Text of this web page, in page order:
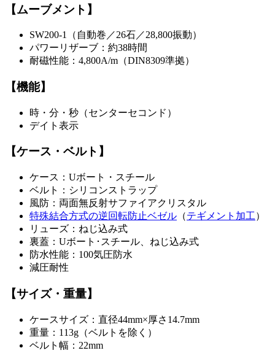
【ムーブメント】
SW200-1（自動巻／26石／28,800振動）
パワーリザーブ：約38時間
耐磁性能：4,800A/m（DIN8309準拠）
【機能】
時・分・秒（センターセコンド）
デイト表示
【ケース・ベルト】
ケース：Uボート・スチール
ベルト：シリコンストラップ
風防：両面無反射サファイアクリスタル
特殊結合方式の逆回転防止ベゼル （テギメント加工）
リューズ：ねじ込み式
裏蓋：Uボート･スチール、ねじ込み式
防水性能：100気圧防水
減圧耐性
【サイズ・重量】
ケースサイズ：直径44mm×厚さ14.7mm
重量：113g（ベルトを除く）
ベルト幅：22mm